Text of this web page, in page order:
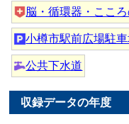
脳・循環器・ここ
小樽市駅前広場駐
公共下水道
収録データの年度